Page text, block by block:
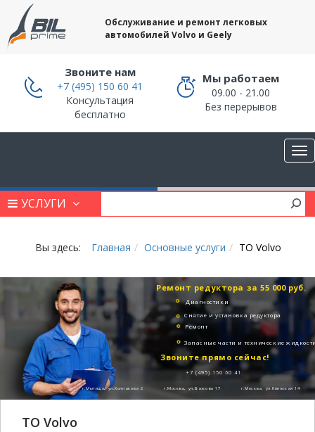
Обслуживание и ремонт легковых
автомобилей Volvo и Geely
Звоните нам
+7 (495) 150 60 41
Консультация
бесплатно
Мы работаем
09.00 - 21.00
Без перерывов
УСЛУГИ
Вы здесь: Главная Основные услуги ТО Volvo
Ремонт редуктора за 55 000 руб.
Диагностики
Снятие и установка редуктора
Ремонт
Запасные части и технические
г.Москва, ул.Бажова 17
Звоните прямо сейчас!
+7 (495) 150 60 41
г.Мытищи, ул.Колпакова 2 г.Москва, ул.Киевская 14
ТО Volvo